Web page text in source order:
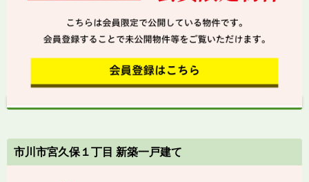
市川市宮久保１丁目 新築一戸建て